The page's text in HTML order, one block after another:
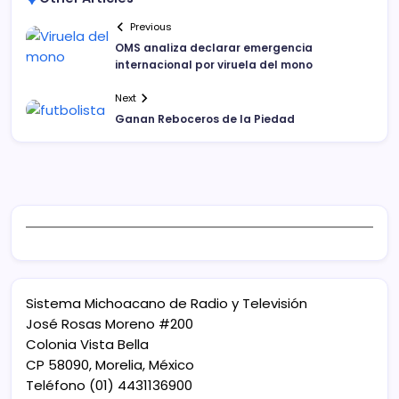
Previous
OMS analiza declarar emergencia
internacional por viruela del mono
Next
Ganan Reboceros de la Piedad
Sistema Michoacano de Radio y Televisión
José Rosas Moreno #200
Colonia Vista Bella
CP 58090, Morelia, México
Teléfono (01) 4431136900